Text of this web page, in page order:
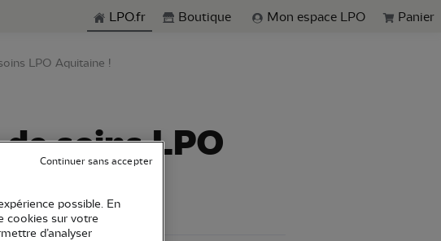
Aller à la rechercheLPO.fr Boutique Mon espace LPO Panier
LPO Aquitaine !
soins LPO
possible. En
cookies sur votre
d’analyser
Continuer sans accepter